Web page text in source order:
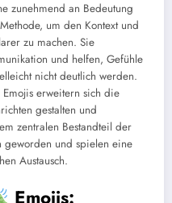
zunehmend an Bedeutung
um den Kontext und
zu machen. Sie
und helfen, Gefühle
nicht deutlich werden.
erweitern sich die
gestalten und
zentralen Bestandteil der
und spielen eine
Austausch.
Emojis: